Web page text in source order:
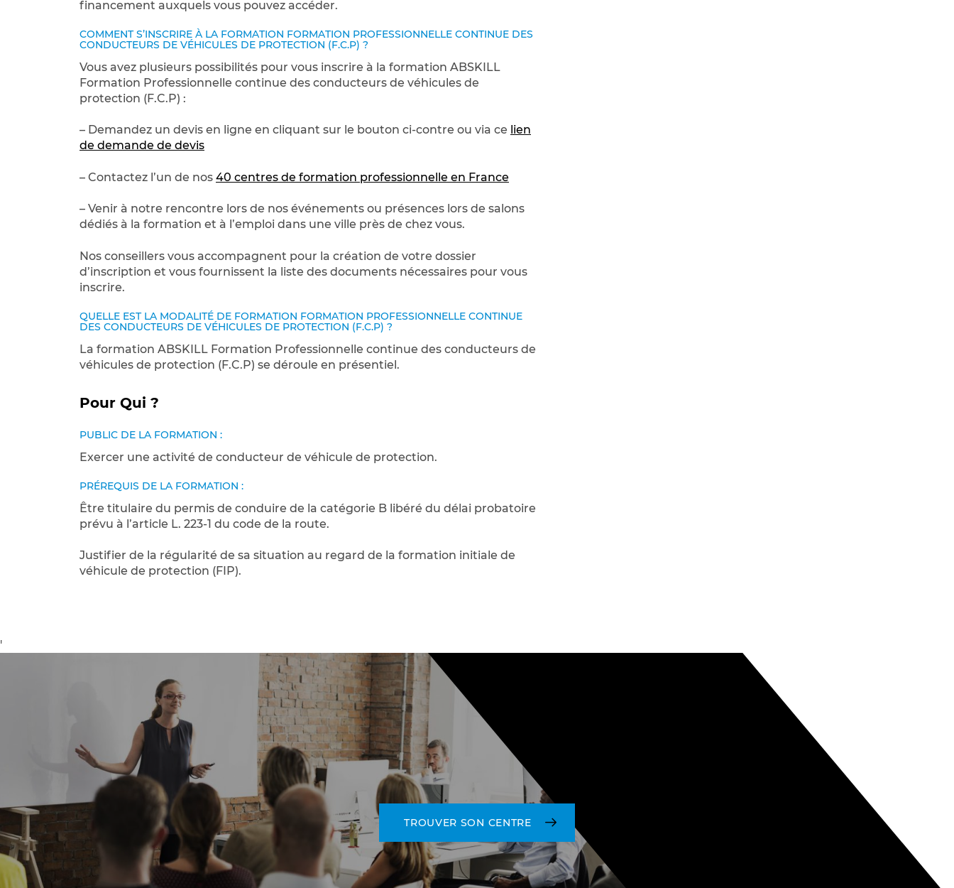
financement auxquels vous pouvez accéder.
COMMENT S’INSCRIRE À LA FORMATION FORMATION PROFESSIONNELLE CONTINUE DES
CONDUCTEURS DE VÉHICULES DE PROTECTION (F.C.P) ?
Vous avez plusieurs possibilités pour vous inscrire à la formation ABSKILL
Formation Professionnelle continue des conducteurs de véhicules de
protection (F.C.P) :
– Demandez un devis en ligne en cliquant sur le bouton ci-contre ou via ce lien
de demande de devis
– Contactez l’un de nos 40 centres de formation professionnelle en France
– Venir à notre rencontre lors de nos événements ou présences lors de salons
dédiés à la formation et à l’emploi dans une ville près de chez vous.
Nos conseillers vous accompagnent pour la création de votre dossier
d’inscription et vous fournissent la liste des documents nécessaires pour vous
inscrire.
QUELLE EST LA MODALITÉ DE FORMATION FORMATION PROFESSIONNELLE CONTINUE
DES CONDUCTEURS DE VÉHICULES DE PROTECTION (F.C.P) ?
La formation ABSKILL Formation Professionnelle continue des conducteurs de
véhicules de protection (F.C.P) se déroule en présentiel.
Pour Qui ?
PUBLIC DE LA FORMATION :
Exercer une activité de conducteur de véhicule de protection.
PRÉREQUIS DE LA FORMATION :
Être titulaire du permis de conduire de la catégorie B libéré du délai probatoire
prévu à l’article L. 223-1 du code de la route.
Justifier de la régularité de sa situation au regard de la formation initiale de
véhicule de protection (FIP).
'
TROUVER SON CENTRE